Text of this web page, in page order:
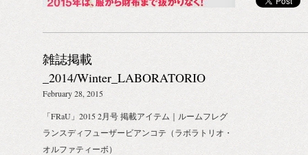
［お問合せ先］ BIOTOPE INC. 5-4-51-103
雑誌掲載
_2014/Winter_LABORATORIO
OLFATTIVO
February 28, 2015
「FRaU」2015 2月号 掲載アイテム｜ルームフレグ
ランスディフューザービアンコテ（ラボラトリオ・
オルファティーボ）